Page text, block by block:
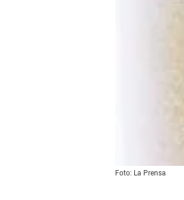
Foto: La Prensa